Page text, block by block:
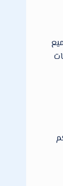
الكويت، جميع